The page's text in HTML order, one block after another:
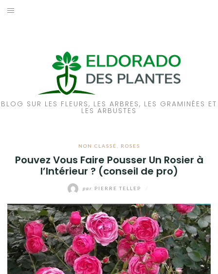
Aller
BLOG SUR LES FLEURS, LES ARBRES, LES GRAMINÉES ET
LES ARBUSTES
NON CLASSÉ ROSES
Pouvez Vous Faire Pousser Un Rosier à
l’Intérieur ? (conseil de pro)
par PIERRE TELLEP
A PROPOS